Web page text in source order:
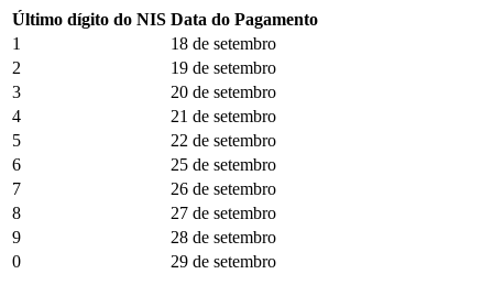
Último dígito do NIS Data do Pagamento
1
18 de setembro
2
19 de setembro
3
20 de setembro
4
21 de setembro
5
22 de setembro
6
25 de setembro
7
26 de setembro
8
27 de setembro
9
28 de setembro
0
29 de setembro